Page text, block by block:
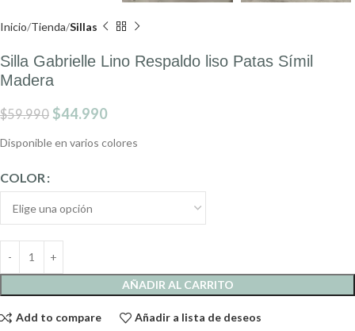
Inicio Tienda Sillas
Silla Gabrielle Lino Respaldo liso Patas Símil
Madera
$59.990 $44.990
Disponible en varios colores
COLOR
AÑADIR AL CARRITO
Add to compare Añadir a lista de deseos